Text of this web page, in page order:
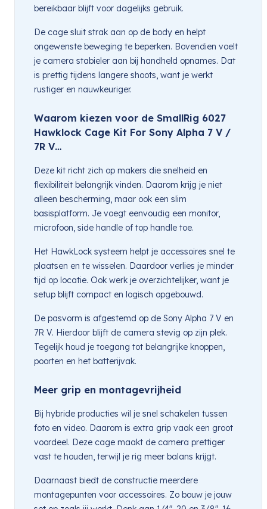
bereikbaar blijft voor dagelijks gebruik.
De cage sluit strak aan op de body en helpt
ongewenste beweging te beperken. Bovendien voelt
je camera stabieler aan bij handheld opnames. Dat
is prettig tijdens langere shoots, want je werkt
rustiger en nauwkeuriger.
Waarom kiezen voor de SmallRig 6027
Hawklock Cage Kit For Sony Alpha 7 V /
7R V…
Deze kit richt zich op makers die snelheid en
flexibiliteit belangrijk vinden. Daarom krijg je niet
alleen bescherming, maar ook een slim
basisplatform. Je voegt eenvoudig een monitor,
microfoon, side handle of top handle toe.
Het HawkLock systeem helpt je accessoires snel te
plaatsen en te wisselen. Daardoor verlies je minder
tijd op locatie. Ook werk je overzichtelijker, want je
setup blijft compact en logisch opgebouwd.
De pasvorm is afgestemd op de Sony Alpha 7 V en
7R V. Hierdoor blijft de camera stevig op zijn plek.
Tegelijk houd je toegang tot belangrijke knoppen,
poorten en het batterijvak.
Meer grip en montagevrijheid
Bij hybride producties wil je snel schakelen tussen
foto en video. Daarom is extra grip vaak een groot
voordeel. Deze cage maakt de camera prettiger
vast te houden, terwijl je rig meer balans krijgt.
Daarnaast biedt de constructie meerdere
montagepunten voor accessoires. Zo bouw je jouw